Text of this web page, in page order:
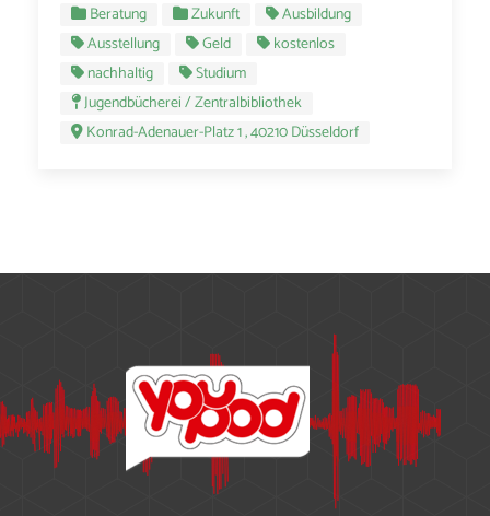
Beratung Zukunft
Ausbildung
Ausstellung
Geld
kostenlos
nachhaltig
Studium
Jugendbücherei / Zentralbibliothek
Konrad-Adenauer-Platz 1 , 40210 Düsseldorf